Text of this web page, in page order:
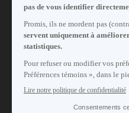
À propos de nous